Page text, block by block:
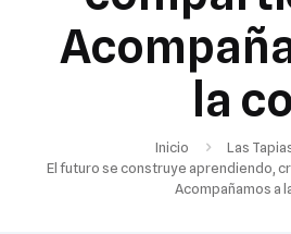
la co
Inicio
Las
El futuro se construye aprendiendo,
Acompañamos a